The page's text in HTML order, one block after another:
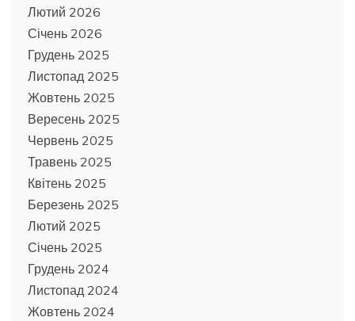
Лютий 2026
Січень 2026
Грудень 2025
Листопад 2025
Жовтень 2025
Вересень 2025
Червень 2025
Травень 2025
Квітень 2025
Березень 2025
Лютий 2025
Січень 2025
Грудень 2024
Листопад 2024
Жовтень 2024